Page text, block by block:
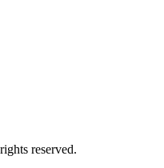
reserved.